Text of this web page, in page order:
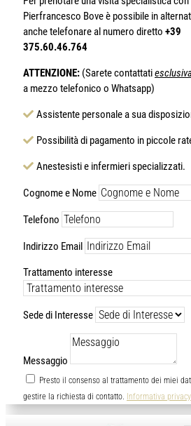
Pierfrancesco Bove è possibile in
anche telefonare al numero diretto +39
375.60.46.764
ATTENZIONE: (Sarete contattati
a mezzo telefonico o Whatsapp)
Assistente personale a sua
Possibilità di pagamento in piccole
Anestesisti e infermieri specializzati.
Cognome e Nome
Telefono
Indirizzo Email
Trattamento interesse
Sede di Interesse
Messaggio
Presto il consenso al trattamento dei miei
gestire la richiesta di contatto. Informativa privacy